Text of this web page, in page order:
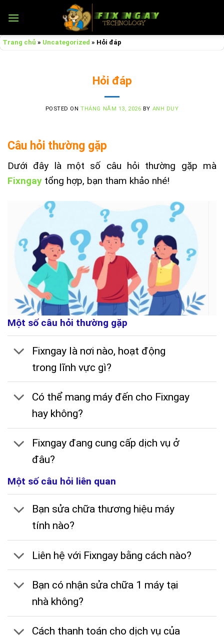
Trang chủ » Uncategorized » Hỏi đáp
Hỏi đáp
POSTED ONTHÁNG NĂM 13, 2026 BY ANH DUY
Câu hỏi thường gặp
Dưới đây là một số câu hỏi thường gặp mà
Fixngay tổng hợp, bạn tham khảo nhé!
Một số câu hỏi thường gặp
Fixngay là nơi nào, hoạt động
trong lĩnh vực gì?
Có thể mang máy đến cho Fixngay
hay không?
Fixngay đang cung cấp dịch vụ ở
đâu?
Một số câu hỏi liên quan
Bạn sửa chữa thương hiệu máy
tính nào?
Liên hệ với Fixngay bằng cách nào?
Bạn có nhận sửa chữa 1 máy tại
nhà không?
Cách thanh toán cho dịch vụ của